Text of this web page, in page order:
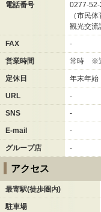
電話番号
0277-
（市民
観光交流
FAX -
営業時間 常時 ※
定休日 年末年始
URL -
SNS -
E-mail -
グループ店 -
アクセス
最寄駅(徒歩圏内)
駐車場